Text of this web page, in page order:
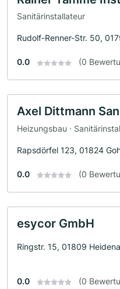
Sanitärinstallateur
Rudolf-Renner-Str. 50,
0.0 (0
Axel Dittmann
Heizungsbau ·
Rapsdörfel 123, 01824
0.0 (0
esycor GmbH
Ringstr. 15, 01809
0.0 (0